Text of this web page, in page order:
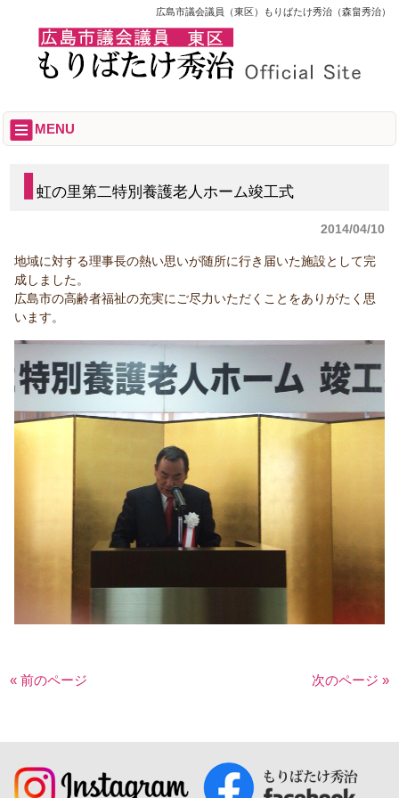
広島市議会議員（東区）もりばたけ秀治（森畠秀治）
MENU
虹の里第二特別養護老人ホーム竣工式
2014/04/10
地域に対する理事長の熱い思いが随所に行き届いた施設として完
成しました。
広島市の高齢者福祉の充実にご尽力いただくことをありがたく思
います。
« 前のページ 次のページ »